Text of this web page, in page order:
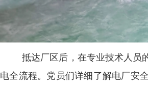
抵达厂区后，在专业技术人员
电全流程。党员们详细了解电厂安